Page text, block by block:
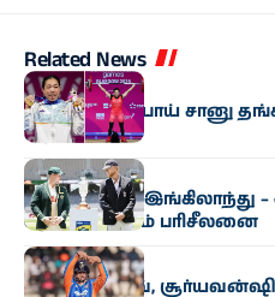
Related News
விளையாட்டு
CWG 2026: மீராபாய் சானு
சாதனை!
விளையாட்டு
இந்தியாவில் இங்கிலாந்து
ஆஸி. வாரியம் பரிசீலனை
விளையாட்டு
மயங்க் யாதவ்,